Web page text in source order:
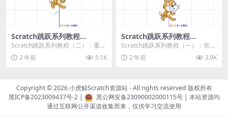
Scratch跳跃系列教程
（二）：重力跳跃
Scratch跳跃系列教程（二）：重力
跳跃 作者：小虎鲸Scratch资源站
按...2 年前 5.1K
Scratch跳跃系列教程
（一）：简单跳跃
Scratch跳跃系列教程（一）：简单
跳跃 作者：小虎鲸Scratch资源站
按...2 年前 3.9K
Copyright © 2026小虎鲸Scratch资源站- All rights reserved 版权所有
黑ICP备2023009437号-2| 黑公网安备23090002000115号| 本站资源均
通过互联网公开渠道收集而来，仅供学习交流使用